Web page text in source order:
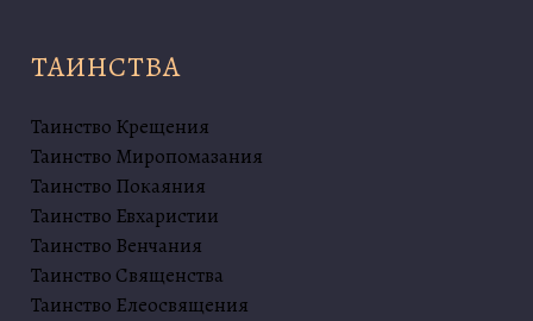
ТАИНСТВА
Таинство Крещения
Таинство Миропомазания
Таинство Покаяния
Таинство Евхаристии
Таинство Венчания
Таинство Священства
Таинство Елеосвящения